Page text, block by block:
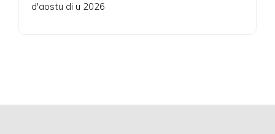
d'aostu di u 2026